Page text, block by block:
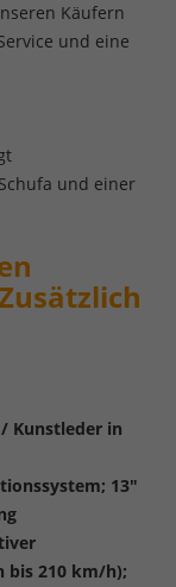
Käufern
und eine
und einer
Kunstleder in
13"
bis 210 km/h);